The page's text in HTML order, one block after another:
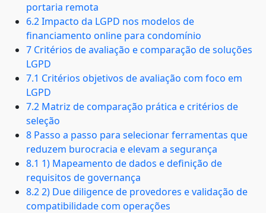
portaria remota
6.2 Impacto da LGPD nos modelos de
financiamento online para condomínio
7 Critérios de avaliação e comparação de soluções
LGPD
7.1 Critérios objetivos de avaliação com foco em
LGPD
7.2 Matriz de comparação prática e critérios de
seleção
8 Passo a passo para selecionar ferramentas que
reduzem burocracia e elevam a segurança
8.1 1) Mapeamento de dados e definição de
requisitos de governança
8.2 2) Due diligence de provedores e validação de
compatibilidade com operações